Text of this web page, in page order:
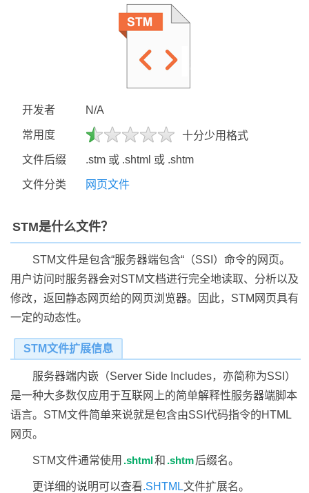
开发者 N/A
常用度 十分少用格式
文件后缀 .stm 或 .shtml 或 .shtm
文件分类 网页文件
STM是什么文件？
STM文件是包含“服务器端包含“（SSI）命令的网页。
用户访问时服务器会对STM文档进行完全地读取、分析以及
修改，返回静态网页给的网页浏览器。因此，STM网页具有
一定的动态性。
STM文件扩展信息
服务器端内嵌（Server Side Includes，亦简称为SSI）
是一种大多数仅应用于互联网上的简单解释性服务器端脚本
语言。STM文件简单来说就是包含由SSI代码指令的HTML
网页。
STM文件通常使用 .shtml和 .shtm后缀名。
更详细的说明可以查看.SHTML文件扩展名。